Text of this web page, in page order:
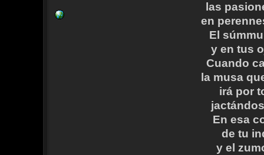
las
en
El
y en tus
Cuando
la musa
irá por
En esa
de tu
y el